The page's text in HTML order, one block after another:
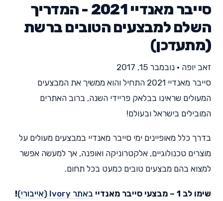
סייבר מאנדיי 2021 - המדריך
השלם למבצעים הטובים ברשת
(מתעדכן)
זאב יופה • נובמבר 15, 2017
סייבר מאנדיי 2021 התחיל והוא ממשיך את המבצעים
המעולים שראינו בבלאק פריידי השנה, ברוב האתרים
המובילים בישראל ובעולם!
בדרך כלל מאופיינים ימי סייבר מאנדיי במבצעים מעולים על
מוצרים טכנולוגיים, אלקטרוניקה ואופנה, אך למעשה אפשר
למצוא בהם מבצעים טובים כמעט בכל תחום.
שימו לב 1 – מבצעי סייבר מאנדיי באתר Ivory (אייבורי)
!